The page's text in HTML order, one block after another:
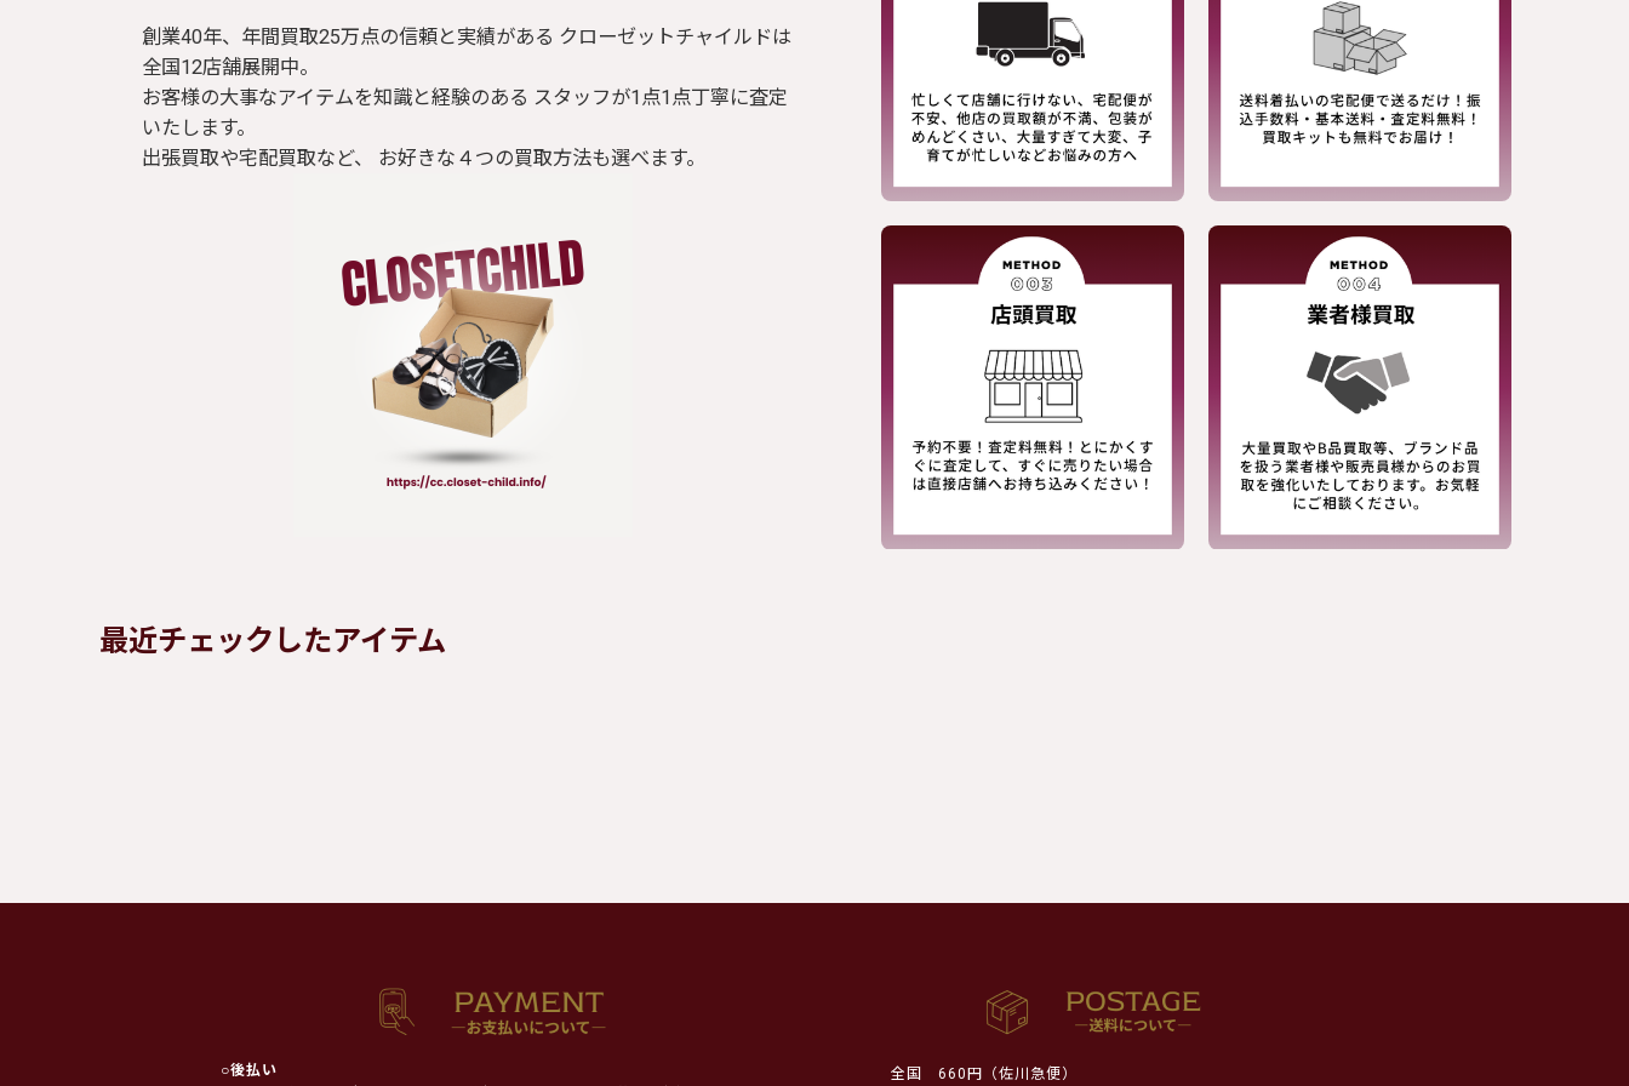
創業40年、年間買取25万点の信頼と実績がある クローゼットチャイルドは
全国12店舗展開中。
お客様の大事なアイテムを知識と経験のある スタッフが1点1点丁寧に査定
いたします。
出張買取や宅配買取など、 お好きな４つの買取方法も選べます。
最近チェックしたアイテム
○後払い
全国 660円（佐川急便）